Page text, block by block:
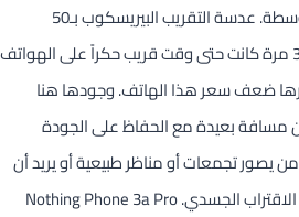
عن بقية هواتف الفئة المتوسطة. عدسة التقريب البيريسكوب بـ50
ميجابكسل وتقريب بصري 3.5 مرة كانت حتى وقت قريب حكراً على الهواتف
ضعف سعر هذا الهاتف. وجودها هنا
مسافة بعيدة مع الحفاظ على الجودة
يصور تجمعات أو مناظر طبيعية أو يريد أن
يُقرّب وجهاً من الخلفية دون الاقتراب الجسدي. Nothing Phone 3a Pro